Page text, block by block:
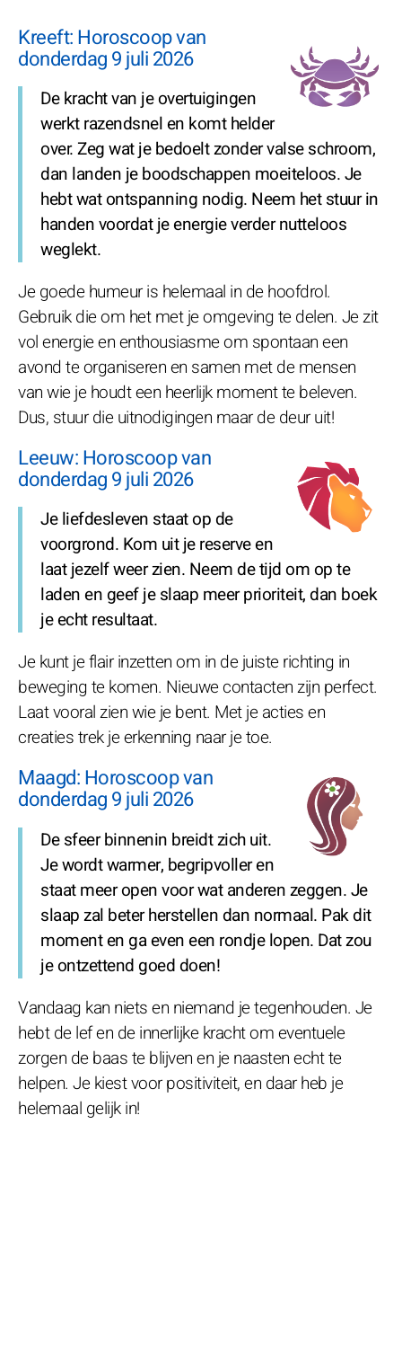
Kreeft: Horoscoop van
donderdag 9 juli 2026
De kracht van je overtuigingen
werkt razendsnel en komt helder
over. Zeg wat je bedoelt zonder valse schroom,
dan landen je boodschappen moeiteloos. Je
hebt wat ontspanning nodig. Neem het stuur in
handen voordat je energie verder nutteloos
weglekt.
Je goede humeur is helemaal in de hoofdrol.
Gebruik die om het met je omgeving te delen. Je zit
vol energie en enthousiasme om spontaan een
avond te organiseren en samen met de mensen
van wie je houdt een heerlijk moment te beleven.
Dus, stuur die uitnodigingen maar de deur uit!
Leeuw: Horoscoop van
donderdag 9 juli 2026
Je liefdesleven staat op de
voorgrond. Kom uit je reserve en
laat jezelf weer zien. Neem de tijd om op te
laden en geef je slaap meer prioriteit, dan boek
je echt resultaat.
Je kunt je flair inzetten om in de juiste richting in
beweging te komen. Nieuwe contacten zijn perfect.
Laat vooral zien wie je bent. Met je acties en
creaties trek je erkenning naar je toe.
Maagd: Horoscoop van
donderdag 9 juli 2026
De sfeer binnenin breidt zich uit.
Je wordt warmer, begripvoller en
staat meer open voor wat anderen zeggen. Je
slaap zal beter herstellen dan normaal. Pak dit
moment en ga even een rondje lopen. Dat zou
je ontzettend goed doen!
Vandaag kan niets en niemand je tegenhouden. Je
hebt de lef en de innerlijke kracht om eventuele
zorgen de baas te blijven en je naasten echt te
helpen. Je kiest voor positiviteit, en daar heb je
helemaal gelijk in!